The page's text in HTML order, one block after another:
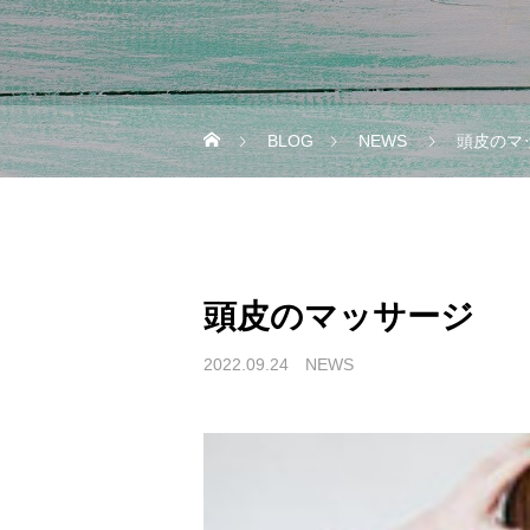
BLOG NEWS 頭皮のマ
頭皮のマッサージ
2022.09.24 NEWS